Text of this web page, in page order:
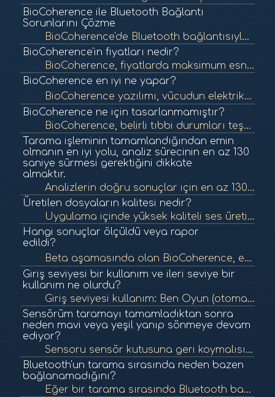
BioCoherence ile Bluetooth Bağlantı
Sorunlarını Çözme
BioCoherence'de Bluetooth bağlantısıyla ilgili sorunlar yaşıyorsanız, sorunsuz bir kurulum sağlamak için bu sorun giderme adımlarını izleyin: Genel Yönergeler - Öncelikle Süreci Başlatın: -BioCoherence uygulamasında bir kayıt veya test...
BioCoherence'in fiyatları nedir?
BioCoherence, fiyatlarda maksimum esneklik sunar. Ücretsiz başlayabilir ve ardından size en uygun planı seçebilirsiniz. Tüm planlarımız ayrıntılı olarak biocoherence.net/price adresinde açıklanmıştır. Ücretsiz planÜcretsiz plan, sınır...
BioCoherence en iyi ne yapar?
BioCoherence yazılımı, vücudun elektriksel ve manyetik aktivitesinin kapsamlı bir analizini sunma konusunda mükemmeldir ve çeşitli biyomarkerler ile genel sağlık durumu hakkında içgörüler sağlar. Kaynakları, öncelikleri ve organlar aras�...
BioCoherence ne için tasarlanmamıştır?
BioCoherence, belirli tıbbi durumları teşhis etmek veya geleneksel tıbbi tavsiyelerin yerini almak için tasarlanmamıştır. Bazı biyomarkerler resmi akademik tıbbi araştırmalardan gelse de, ana amacı kök nedenleri hızlı bir şekilde anlamak...
Tarama işleminin tamamlandığından emin
olmanın en iyi yolu, analiz sürecinin en az 130
saniye sürmesi gerektiğini dikkate
almaktır.
Analizlerin doğru sonuçlar için en az 130 saniye sürmesi gerekmektedir (en az 128 geçerli kalp atışı gerekmektedir). Her bir analiz türü için gerekli süreyi gösteren ilerleme çubukları taramanın alt kısmında bulunmaktadır. Taramanın t...
Üretilen dosyaların kalitesi nedir?
Uygulama içinde yüksek kaliteli ses üretimi geliştirmeye odaklanılmıştır; bu, tam özellikli gerçek zamanlı bir sentezleyici ve sıralayıcıyı içermektedir. Bu araçlar, gürültü, frekanslar ve kaydedilmiş rehberli meditasyonlar için uyg...
Hangi sonuçlar ölçüldü veya rapor
edildi?
Beta aşamasında olan BioCoherence, etkinliğini doğrulayan ilk testlerden çok olumlu geri dönüşler aldı. Kullanımını daha da doğrulamak ve genişletmek için çeşitli geri dönüşler topluyoruz. Müşteri referansları ve belirli vaka çal�...
Giriş seviyesi bir kullanım ve ileri seviye bir
kullanım ne olurdu?
Giriş seviyesi kullanım: Ben Oyun (otomatik tarama veya test, ve otomatik özel biyolojik geri bildirim destekli meditasyonlar). İleri seviye kullanım: Pro (40 grafik sayfası, bağlantılar, kaynaklar ve önceliklerin tanımlanması ve değiştirilm...
Sensörüm taramayı tamamladıktan sonra
neden mavi veya yeşil yanıp sönmeye devam
ediyor?
Sensoru sensör kutusuna geri koymalısınız, bu otomatik olarak kapatılmasını sağlayacaktır. Sensörü kullanım açısından çok basit olacak şekilde tasarladık, bu nedenle açıp kapatma konusunda endişelenmenize gerek yok; bunu otomatik ola...
Bluetooth'un tarama sırasında neden bazen
bağlanamadığını?
Eğer bir tarama sırasında Bluetooth bağlantısıyla ilgili sorunlar yaşıyorsanız, bu durum BioCoherence tarayıcısının birden fazla cihazla eşleştirilmiş olmasından kaynaklanıyor olabilir. Bu durumda, tarayıcı kullanılmayan bir cihaza b...